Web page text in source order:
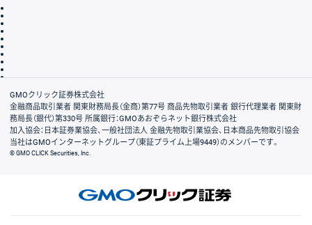
会社案内
GMOクリック証券株式会社
金融商品取引業者 関東財務局長（金商）第77号 商品先物取引業者 銀行代理業者 関東財
務局長（銀代）第330号 所属銀行：GMOあおぞらネット銀行株式会社
加入協会：日本証券業協会、一般社団法人 金融先物取引業協会、日本商品先物取引協会
当社はGMOインターネットグループ（東証プライム上場9449）のメンバーです。
© GMO CLICK Securities, Inc.